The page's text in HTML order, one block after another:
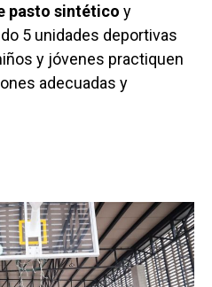
pasto sintético y
5 unidades deportivas
y jóvenes practiquen
adecuadas y